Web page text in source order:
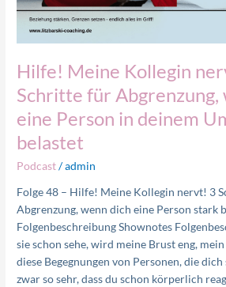
Hilfe! Meine Kollegin
Schritte für Abgrenzung,
eine Person in deinem
belastet
Podcast/admin
Folge 48 – Hilfe! Meine Kollegin nervt! 3
Abgrenzung, wenn dich eine Person stark
Folgenbeschreibung Shownotes
sie schon sehe, wird meine Brust eng,
diese Begegnungen von Personen, die
zwar so sehr, dass du schon körperlich
stark
belastet